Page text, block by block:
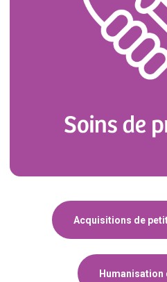
Acquisitions de
Humanisation